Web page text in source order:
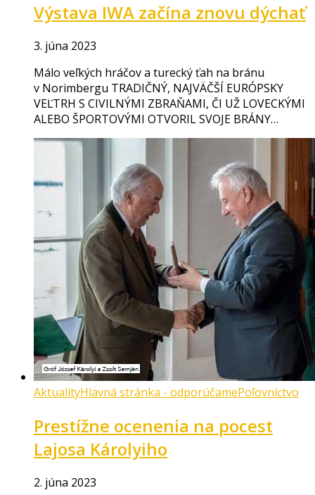
Výstava IWA začína znovu dýchať
3. júna 2023
Málo veľkých hráčov a turecký ťah na bránu
v Norimbergu TRADIČNÝ, NAJVÄČŠÍ EURÓPSKY
VEĽTRH S CIVILNÝMI ZBRAŇAMI, ČI UŽ LOVECKÝMI
ALEBO ŠPORTOVÝMI OTVORIL SVOJE BRÁNY…
AktualityHlavná stránka - odporúčamePoľovníctvo
Prestížne ocenenia na pocest
Lajosa Károlyiho
2. júna 2023